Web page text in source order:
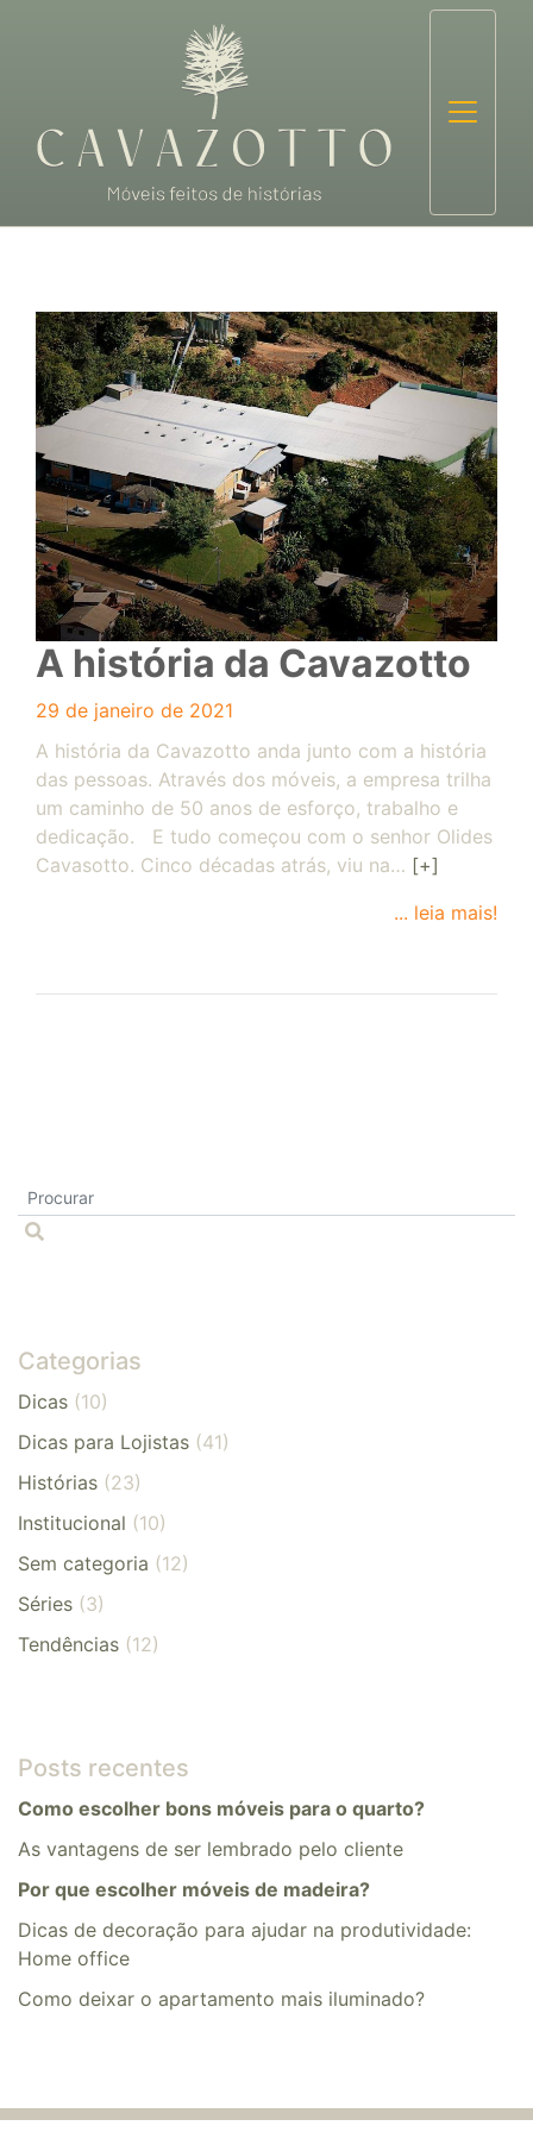
A história da Cavazotto
29 de janeiro de 2021
A história da Cavazotto anda junto com a história
das pessoas. Através dos móveis, a empresa trilha
um caminho de 50 anos de esforço, trabalho e
dedicação. E tudo começou com o senhor Olides
Cavasotto. Cinco décadas atrás, viu na… [+]
... leia mais!
Categorias
Dicas (10)
Dicas para Lojistas (41)
Histórias (23)
Institucional (10)
Sem categoria (12)
Séries (3)
Tendências (12)
Posts recentes
Como escolher bons móveis para o quarto?
As vantagens de ser lembrado pelo cliente
Por que escolher móveis de madeira?
Dicas de decoração para ajudar na produtividade:
Home office
​​Como deixar o apartamento mais iluminado?